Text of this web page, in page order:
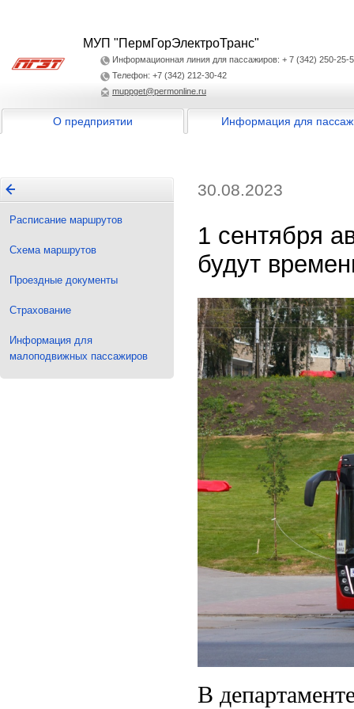
МУП "ПермГорЭлектроТранс"
Информационная линия для пассажиров: + 7 (342) 250-25-
Телефон: +7 (342) 212-30-42
muppget@permonline.ru
О предприятии Информация для
Расписание маршрутов
Схема маршрутов
Проездные документы
Страхование
Информация для
малоподвижных пассажиров
30.08.2023
1 сентября
будут
В